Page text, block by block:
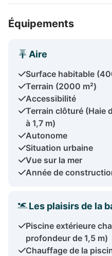
Équipements
Aire
Surface habitable
Terrain (2000 m²)
Accessibilité
Terrain clôturé (Haie
à 1,7 m)
Autonome
Situation urbaine
Vue sur la mer
Année de
Les plaisirs de la
Piscine extérieure
profondeur de 1,5 m)
Chauffage de la